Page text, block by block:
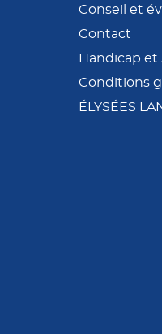
Conseil et
Contact
Handicap et
Conditions
ÉLYSÉES